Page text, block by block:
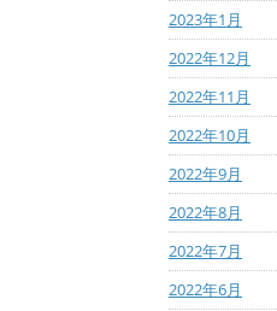
2023年1月
2022年12月
2022年11月
2022年10月
2022年9月
2022年8月
2022年7月
2022年6月